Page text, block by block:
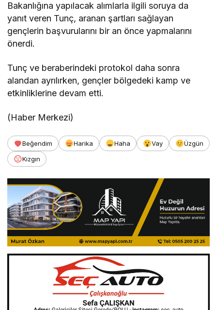
Bakanlığına yapılacak alımlarla ilgili soruya da
yanıt veren Tunç, aranan şartları sağlayan
gençlerin başvurularını bir an önce yapmalarını
önerdi.
Tunç ve beraberindeki protokol daha sonra
alandan ayrılırken, gençler bölgedeki kamp ve
etkinliklerine devam etti.
(Haber Merkezi)
Beğendim Harika Haha Vay
Üzgün
Kızgın